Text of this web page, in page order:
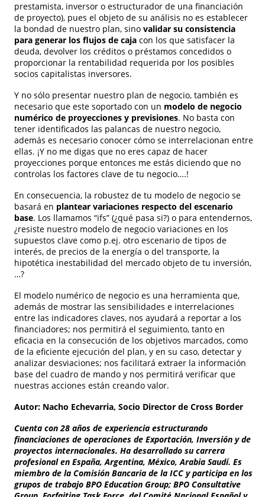
prestamista, inversor o estructurador de una financiación
de proyecto), pues el objeto de su análisis no es establecer
la bondad de nuestro plan, sinovalidar su consistencia
para generar los flujos de caja con los que satisfacer la
deuda, devolver los créditos o préstamos concedidos o
proporcionar la rentabilidad requerida por los posibles
socios capitalistas inversores.
Y no sólo presentar nuestro plan de negocio, también es
necesario que este soportado con un modelo de negocio
numérico de proyecciones y previsiones. No basta con
tener identificados las palancas de nuestro negocio,
además es necesario conocer cómo se interrelacionan entre
ellas. ¡Y no me digas que no eres capaz de hacer
proyecciones porque entonces me estás diciendo que no
controlas los factores clave de tu negocio….!
En consecuencia, la robustez de tu modelo de negocio se
basará en plantear variaciones respecto del escenario
base. Los llamamos “ifs” (¿qué pasa si?) o para entendernos,
¿resiste nuestro modelo de negocio variaciones en los
supuestos clave como p.ej. otro escenario de tipos de
interés, de precios de la energía o del transporte, la
hipotética inestabilidad del mercado objeto de tu inversión,
…?
El modelo numérico de negocio es una herramienta que,
además de mostrar las sensibilidades e interrelaciones
entre las indicadores claves, nos ayudará a reportar a los
financiadores; nos permitirá el seguimiento, tanto en
eficacia en la consecución de los objetivos marcados, como
de la eficiente ejecución del plan, y en su caso, detectar y
analizar desviaciones; nos facilitará extraer la información
base del cuadro de mando y nos permitirá verificar que
nuestras acciones están creando valor.
Autor: Nacho Echevarria, Socio Director de Cross Border
Cuenta con 28 años de experiencia estructurando
financiaciones de operaciones de Exportación, Inversión y de
proyectos internacionales. Ha desarrollado su carrera
profesional en España, Argentina, México, Arabia Saudí. Es
miembro de la Comisión Bancaria de la ICC y participa en los
grupos de trabajo BPO Education Group; BPO Consultative